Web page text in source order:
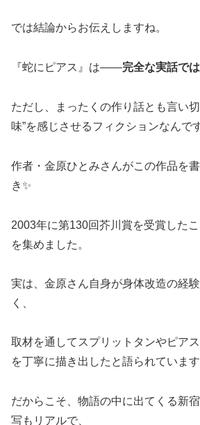
では結論からお伝えしますね。
『蛇にピアス』は——完全な実話で
ただし、まったくの作り話とも言い
味”を感じさせるフィクションなんで
作者・金原ひとみさんがこの作品を
き✨
2003年に第130回芥川賞を受賞した
を集めました。
実は、金原さん自身が身体改造の経
く、
取材を通してスプリットタンやピア
を丁寧に描き出したと語られていま
だからこそ、物語の中に出てくる新
写もリアルで、